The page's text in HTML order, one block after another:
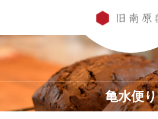
亀水便り